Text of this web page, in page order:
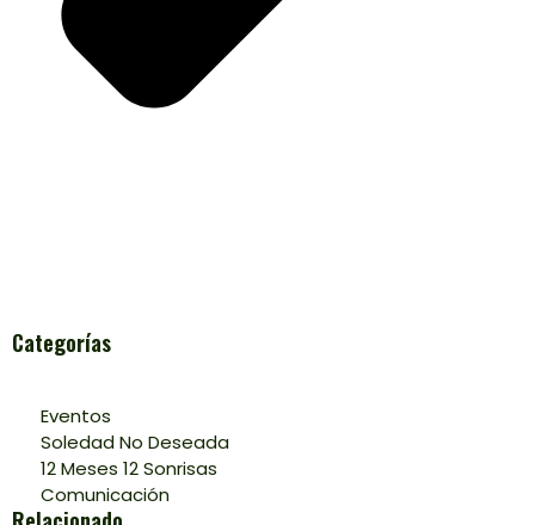
Categorías
Eventos
Soledad No Deseada
12 Meses 12 Sonrisas
Comunicación